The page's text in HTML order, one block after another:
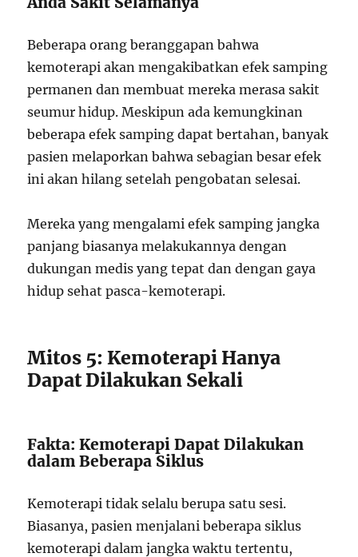
Beberapa orang beranggapan bahwa
kemoterapi akan mengakibatkan efek samping
permanen dan membuat mereka merasa sakit
seumur hidup. Meskipun ada kemungkinan
beberapa efek samping dapat bertahan, banyak
pasien melaporkan bahwa sebagian besar efek
ini akan hilang setelah pengobatan selesai.
Mereka yang mengalami efek samping jangka
panjang biasanya melakukannya dengan
dukungan medis yang tepat dan dengan gaya
hidup sehat pasca-kemoterapi.
Mitos 5: Kemoterapi Hanya
Dapat Dilakukan Sekali
Fakta: Kemoterapi Dapat Dilakukan
dalam Beberapa Siklus
Kemoterapi tidak selalu berupa satu sesi.
Biasanya, pasien menjalani beberapa siklus
kemoterapi dalam jangka waktu tertentu,